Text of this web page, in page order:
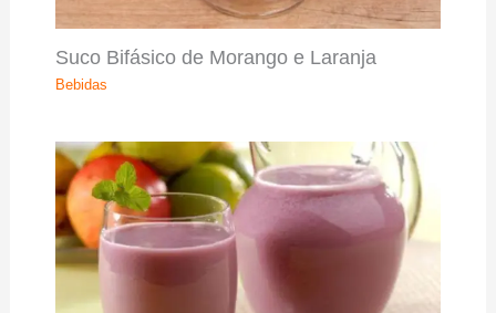
Suco Bifásico de Morango e Laranja
Bebidas